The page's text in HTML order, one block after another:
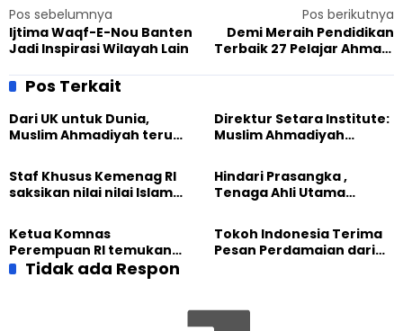
Pos sebelumnya
Ijtima Waqf-E-Nou Banten
Jadi Inspirasi Wilayah Lain
Pos berikutnya
Demi Meraih Pendidikan
Terbaik 27 Pelajar Ahmadi
Pos Terkait
Dari UK untuk Dunia,
Muslim Ahmadiyah terus
Kemanusiaan Global
Direktur Setara Institute:
Muslim Ahmadiyah
Dunia dari “Infrastruktur
Kemanusiaan”
Staf Khusus Kemenag RI
saksikan nilai nilai Islam
Internasional Muslim
Ahmadiyah UK 2026
Hindari Prasangka ,
Tenaga Ahli Utama
fakta langsung
kehidupan Muslim
Ahmadiyah di Inggris
Ketua Komnas
Perempuan RI temukan
optimisme
Tokoh Indonesia Terima
Pesan Perdamaian dari
Tidak ada Respon